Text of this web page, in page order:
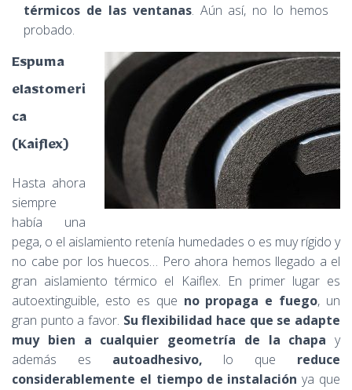
térmicos de las ventanas. Aún así, no lo hemos
probado.
Espuma
elastomeri
ca
(Kaiflex)
Hasta ahora
siempre
había una
pega, o el aislamiento retenía humedades o es muy rígido y
no cabe por los huecos… Pero ahora hemos llegado a el
gran aislamiento térmico el Kaiflex. En primer lugar es
autoextinguible, esto es que no propaga e fuego, un
gran punto a favor. Su flexibilidad hace que se adapte
muy bien a cualquier geometría de la chapa y
además es autoadhesivo, lo que reduce
considerablemente el tiempo de instalación ya que